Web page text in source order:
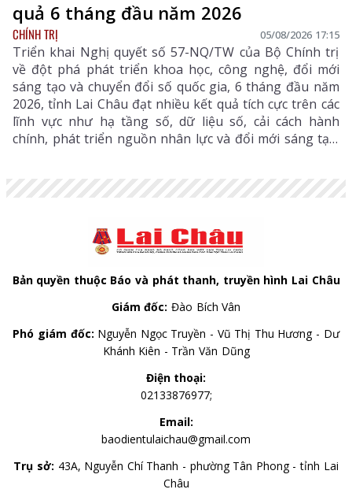
quả 6 tháng đầu năm 2026
CHÍNH TRỊ 05/08/2026 17:15
Triển khai Nghị quyết số 57-NQ/TW của Bộ Chính trị
về đột phá phát triển khoa học, công nghệ, đổi mới
sáng tạo và chuyển đổi số quốc gia, 6 tháng đầu năm
2026, tỉnh Lai Châu đạt nhiều kết quả tích cực trên các
lĩnh vực như hạ tầng số, dữ liệu số, cải cách hành
chính, phát triển nguồn nhân lực và đổi mới sáng tạo.
Bản quyền thuộc Báo và phát thanh, truyền hình Lai Châu
Giám đốc: Đào Bích Vân
Phó giám đốc: Nguyễn Ngọc Truyền - Vũ Thị Thu Hương - Dư
Khánh Kiên - Trần Văn Dũng
Điện thoại:
02133876977;
Email:
baodientulaichau@gmail.com
Trụ sở: 43A, Nguyễn Chí Thanh - phường Tân Phong - tỉnh Lai
Châu